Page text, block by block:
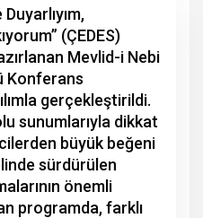
(ÇEDES)
Mevlid-i Nebi
Konferans
gerçekleştirildi.
sunumlarıyla dikkat
büyük beğeni
sürdürülen
önemli
programda, farklı